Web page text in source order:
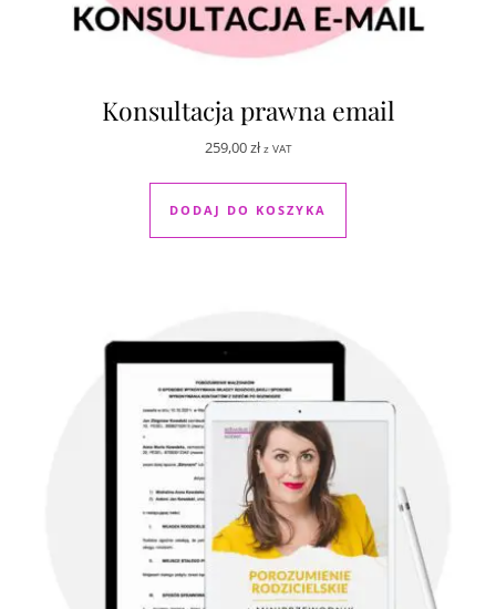
Konsultacja prawna email
259,00zł z VAT
DODAJ DO KOSZYKA